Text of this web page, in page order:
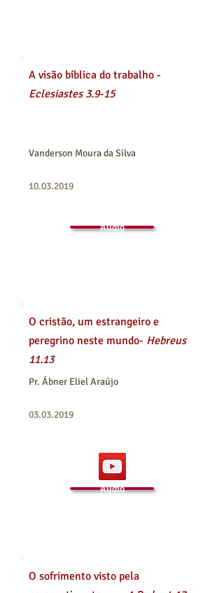
A visão bíblica do trabalho -
Eclesiastes 3.9-15
Vanderson Moura da Silva
10.03.2019
Áudio
O sofrimento visto pela
O cristão, um estrangeiro e
peregrino neste mundo- Hebreus
11.13
Pr. Ábner Eliel Araújo
03.03.2019
Áudio